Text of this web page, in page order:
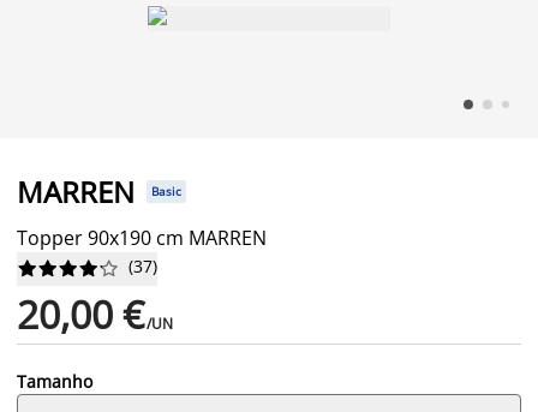
MARREN Basic
Topper 90x190 cm MARREN





 (37)
20,00 €/UN
Tamanho